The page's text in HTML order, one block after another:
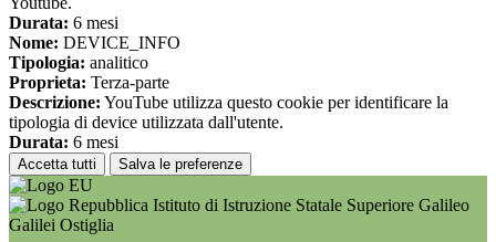
Durata: 6 mesi
Nome: DEVICE_INFO
Tipologia: analitico
Proprieta: Terza-parte
Descrizione: YouTube utilizza questo cookie per identificare la
tipologia di device utilizzata dall'utente.
Durata: 6 mesi
Accetta tutti Salva le preferenze
Istituto di Istruzione Statale Superiore Galileo
Galilei Ostiglia